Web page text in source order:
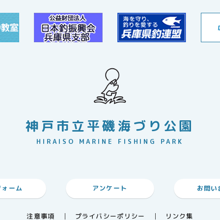
神戸市立平磯海づり公園
HIRAISO MARINE FISHING PARK
ーム アンケート お問い
注意事項 プライバシーポリシー リンク集